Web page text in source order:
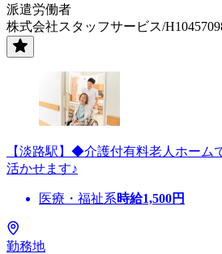
派遣労働者
株式会社スタッフサービス/
【淡路駅】◆介護付有料老人ホー
活かせます♪
医療・福祉系時給1,500円
勤務地